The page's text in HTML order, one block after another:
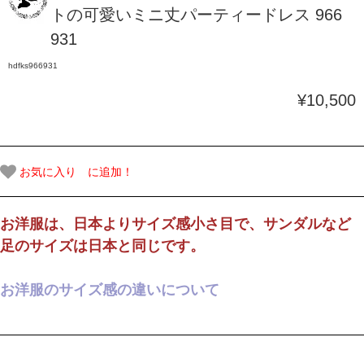
トの可愛いミニ丈パーティードレス 966
931
hdfks966931
¥10,500
お気に入り に追加！
お洋服は、日本よりサイズ感小さ目で、サンダルなど
足のサイズは日本と同じです。
お洋服のサイズ感の違いについて